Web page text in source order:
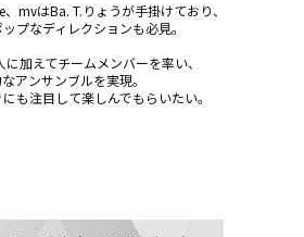
mvはBa. T.りょうが手掛けており、
プなディレクションも必見。
加えてチームメンバーを率い、
アンサンブルを実現。
も注目して楽しんでもらいたい。